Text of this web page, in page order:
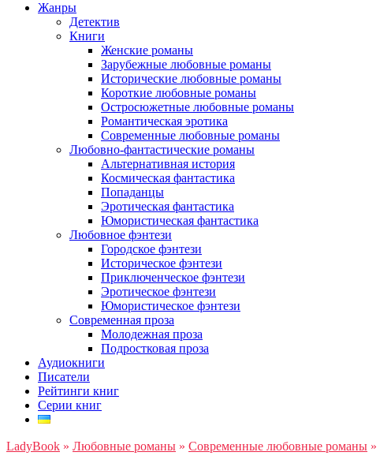
Жанры
Детектив
Книги
Женские романы
Зарубежные любовные романы
Исторические любовные романы
Короткие любовные романы
Остросюжетные любовные романы
Романтическая эротика
Современные любовные романы
Любовно-фантастические романы
Альтернативная история
Космическая фантастика
Попаданцы
Эротическая фантастика
Юмористическая фантастика
Любовное фэнтези
Городское фэнтези
Историческое фэнтези
Приключенческое фэнтези
Эротическое фэнтези
Юмористическое фэнтези
Современная проза
Молодежная проза
Подростковая проза
Аудиокниги
Писатели
Рейтинги книг
Серии книг
LadyBook » Любовные романы » Современные любовные романы »